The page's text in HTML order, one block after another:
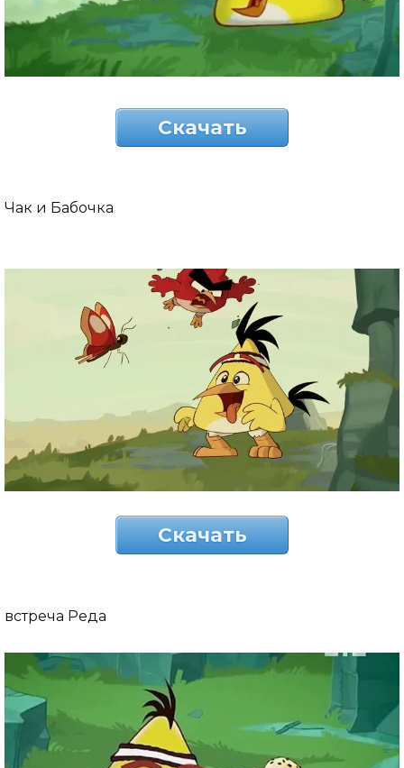
Скачать
Чак и Бабочка
Скачать
встреча Реда